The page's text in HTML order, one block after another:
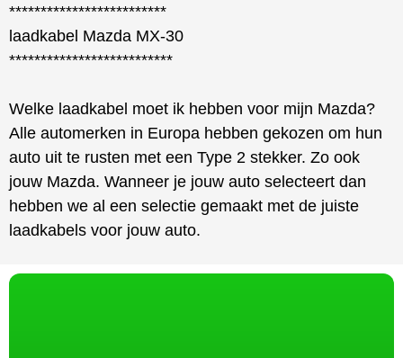
*************************
laadkabel Mazda MX-30
**************************
Welke laadkabel moet ik hebben voor mijn Mazda?
Alle automerken in Europa hebben gekozen om hun
auto uit te rusten met een Type 2 stekker. Zo ook
jouw Mazda. Wanneer je jouw auto selecteert dan
hebben we al een selectie gemaakt met de juiste
laadkabels voor jouw auto.